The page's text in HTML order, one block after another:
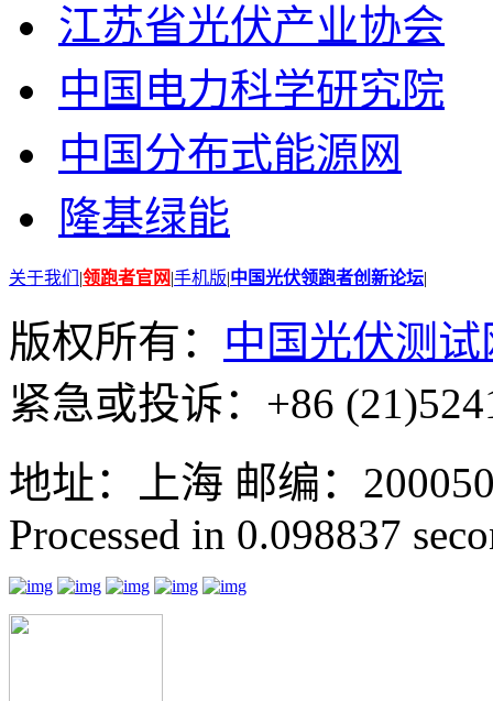
江苏省光伏产业协会
中国电力科学研究院
中国分布式能源网
隆基绿能
关于我们 |领跑者官网|手机版|中国光伏领跑者创新论坛|
版权所有： 中国光伏测试
紧急或投诉：+86
地址：上海 邮编：
Processed in 0.098837